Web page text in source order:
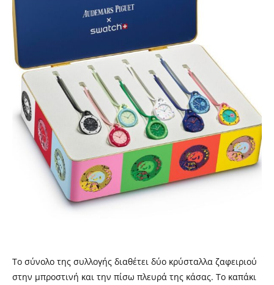
Το σύνολο της συλλογής διαθέτει δύο κρύσταλλα ζαφειριού
στην μπροστινή και την πίσω πλευρά της κάσας. Το καπάκι